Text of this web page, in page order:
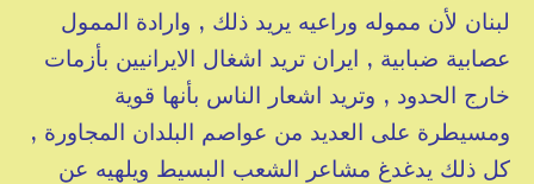
لبنان لأن مموله وراعيه يريد ذلك , وارادة الممول
عصابية ضبابية , ايران تريد اشغال الايرانيين بأزمات
خارج الحدود , وتريد اشعار الناس بأنها قوية
ومسيطرة على العديد من عواصم البلدان المجاورة ,
كل ذلك يدغدغ مشاعر الشعب البسيط ويلهيه عن